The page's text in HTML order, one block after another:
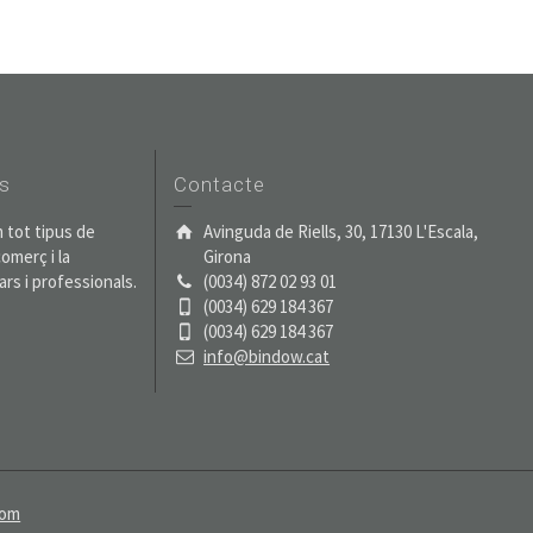
tot tipus de
i la
i professionals.
Contacte
Avinguda de Riells, 30, 17130 L'Escala,
Girona
(0034) 872 02 93 01
(0034) 629 184 367
(0034) 629 184 367
info@bindow.cat